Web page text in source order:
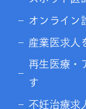
オンライン
産業医求人
再生医療・
す
不妊治療求